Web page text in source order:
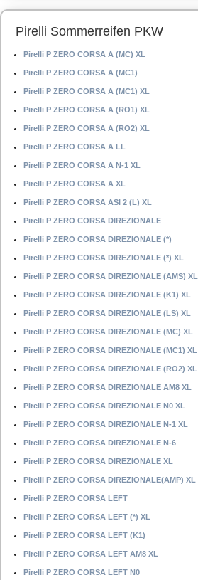
Pirelli Sommerreifen PKW
Pirelli P ZERO CORSA A (MC) XL
Pirelli P ZERO CORSA A (MC1)
Pirelli P ZERO CORSA A (MC1) XL
Pirelli P ZERO CORSA A (RO1) XL
Pirelli P ZERO CORSA A (RO2) XL
Pirelli P ZERO CORSA A LL
Pirelli P ZERO CORSA A N-1 XL
Pirelli P ZERO CORSA A XL
Pirelli P ZERO CORSA ASI 2 (L) XL
Pirelli P ZERO CORSA DIREZIONALE
Pirelli P ZERO CORSA DIREZIONALE (*)
Pirelli P ZERO CORSA DIREZIONALE (*) XL
Pirelli P ZERO CORSA DIREZIONALE (AMS) XL
Pirelli P ZERO CORSA DIREZIONALE (K1) XL
Pirelli P ZERO CORSA DIREZIONALE (LS) XL
Pirelli P ZERO CORSA DIREZIONALE (MC) XL
Pirelli P ZERO CORSA DIREZIONALE (MC1) XL
Pirelli P ZERO CORSA DIREZIONALE (RO2) XL
Pirelli P ZERO CORSA DIREZIONALE AM8 XL
Pirelli P ZERO CORSA DIREZIONALE N0 XL
Pirelli P ZERO CORSA DIREZIONALE N-1 XL
Pirelli P ZERO CORSA DIREZIONALE N-6
Pirelli P ZERO CORSA DIREZIONALE XL
Pirelli P ZERO CORSA DIREZIONALE(AMP) XL
Pirelli P ZERO CORSA LEFT
Pirelli P ZERO CORSA LEFT (*) XL
Pirelli P ZERO CORSA LEFT (K1)
Pirelli P ZERO CORSA LEFT AM8 XL
Pirelli P ZERO CORSA LEFT N0